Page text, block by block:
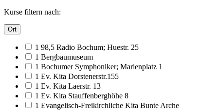
Kurse filtern nach:
Ort
1 98,5 Radio Bochum; Huestr. 25
1 Bergbaumuseum
1 Bochumer Symphoniker; Marienplatz 1
1 Ev. Kita Dorstenerstr.155
1 Ev. Kita Laerstr. 13
1 Ev. Kita Stauffenberghöhe 8
1 Evangelisch-Freikirchliche Kita Bunte Arche